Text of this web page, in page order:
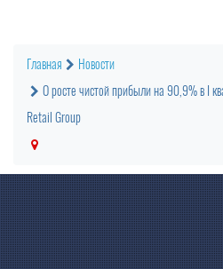
Главная
Новости
О росте чистой прибыли на 90,9% в I
Retail Group